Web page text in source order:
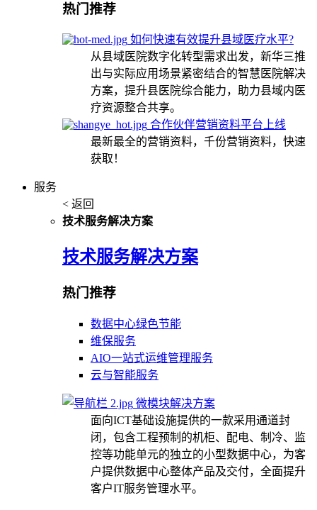
热门推荐
如何快速有效提升县域医疗水平?
从县域医院数字化转型需求出发，新华三推
出与实际应用场景紧密结合的智慧医院解决
方案，提升县医院综合能力，助力县域内医
疗资源整合共享。
合作伙伴营销资料平台上线
最新最全的营销资料，千份营销资料，快速
获取！
服务
< 返回
技术服务解决方案
技术服务解决方案
热门推荐
数据中心绿色节能
维保服务
AIO一站式运维管理服务
云与智能服务
微模块解决方案
面向ICT基础设施提供的一款采用通道封
闭，包含工程预制的机柜、配电、制冷、监
控等功能单元的独立的小型数据中心，为客
户提供数据中心整体产品及交付，全面提升
客户IT服务管理水平。